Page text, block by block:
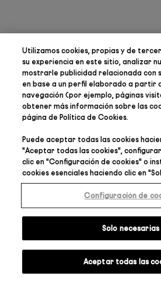
Utilizamos cookies, propias y de
su experiencia en este sitio, analizar
mostrarle publicidad relacionada con
en base a un perfil elaborado a partir
navegación (por ejemplo, páginas
obtener más información sobre las
página dePolítica de Cookies.
Puede aceptar todas las cookies
"Aceptar todas las cookies",
clic en "Configuración de cookies" o
cookies esenciales haciendo clic en "
Configuración de
Solo necesarias
Aceptar todas las